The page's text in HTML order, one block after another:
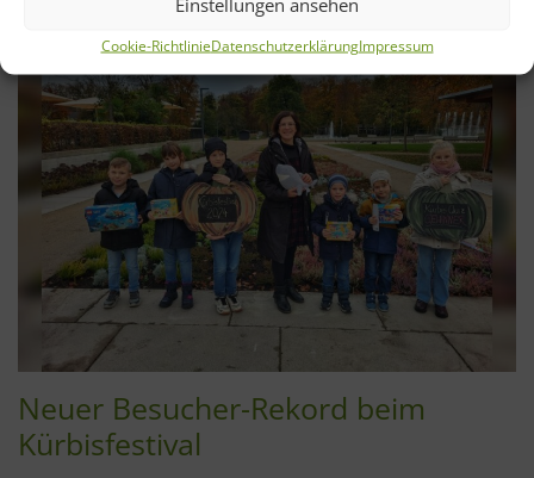
Cookie-RichtlinieDatenschutzerklärungImpressum
Neuer Besucher-Rekord beim
Kürbisfestival